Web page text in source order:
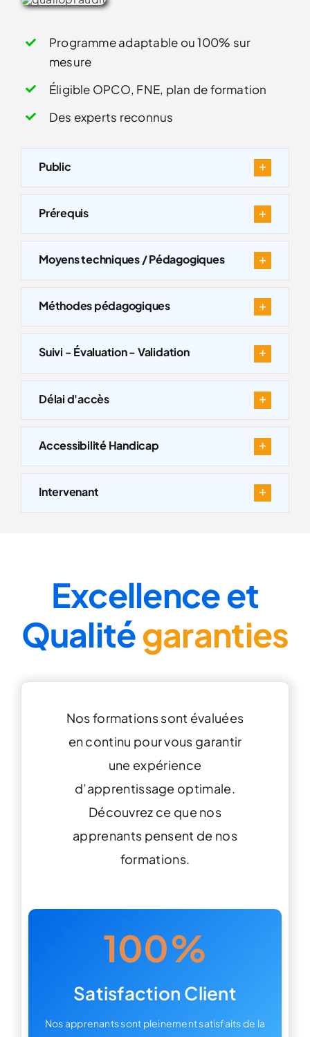
Programme adaptable ou 100% sur
mesure
Éligible OPCO, FNE, plan de formation
Des experts reconnus
Public
Prérequis
Moyens techniques / Pédagogiques
Méthodes pédagogiques
Suivi - Évaluation - Validation
Délai d'accès
Accessibilité Handicap
Intervenant
Excellence et
Qualitégaranties
Nos formations sont évaluées
en continu pour vous garantir
une expérience
d’apprentissage optimale.
Découvrez ce que nos
apprenants pensent de nos
formations.
100%
Satisfaction Client
Nos apprenants sont pleinement satisfaits de la